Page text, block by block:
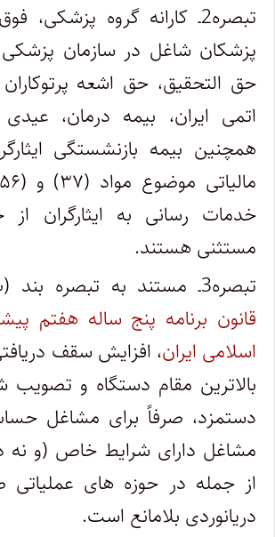
تبصره2ـ کارانه گروه
پزشکان شاغل در سازمان پزشکی
حق التحقیق، حق اشعه
اتمی ایران، بیمه درمان،
همچنین بیمه بازنشستگی
خدمات رسانی به ایثارگران
مستثنی هستند.
تبصره3ـ مستند به تبصره بند (ب) ماده (۱۸)
قانون برنامه پنج ساله هفتم
اسلامی ایران، افزایش سقف
بالاترین مقام دستگاه و
دستمزد، صرفاً برای مشاغل
مشاغل دارای شرایط خاص (و
از جمله در حوزه های
دریانوردی بلامانع است.